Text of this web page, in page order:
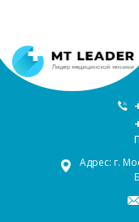
Адрес: г.